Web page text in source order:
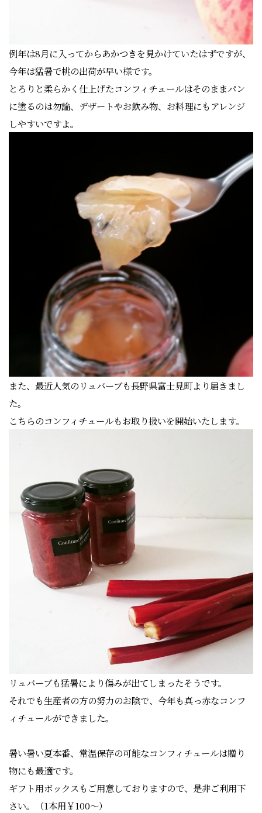
例年は8月に入ってからあかつきを見かけていたはずですが、
今年は猛暑で桃の出荷が早い様です。
とろりと柔らかく仕上げたコンフィチュールはそのままパン
に塗るのは勿論、デザートやお飲み物、お料理にもアレンジ
しやすいですよ。
また、最近人気のリュバーブも長野県富士見町より届きまし
た。
こちらのコンフィチュールもお取り扱いを開始いたします。
リュバーブも猛暑により傷みが出てしまったそうです。
それでも生産者の方の努力のお陰で、今年も真っ赤なコンフ
ィチュールができました。
暑い暑い夏本番、常温保存の可能なコンフィチュールは贈り
物にも最適です。
ギフト用ボックスもご用意しておりますので、是非ご利用下
さい。（1本用￥100～）